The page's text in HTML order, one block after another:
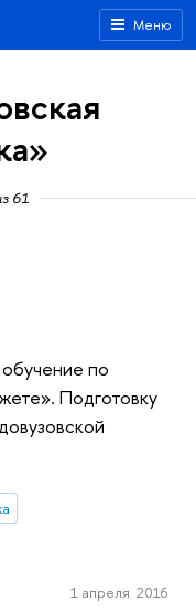
Меню
61
по
Подготовку
1 апреля 2016